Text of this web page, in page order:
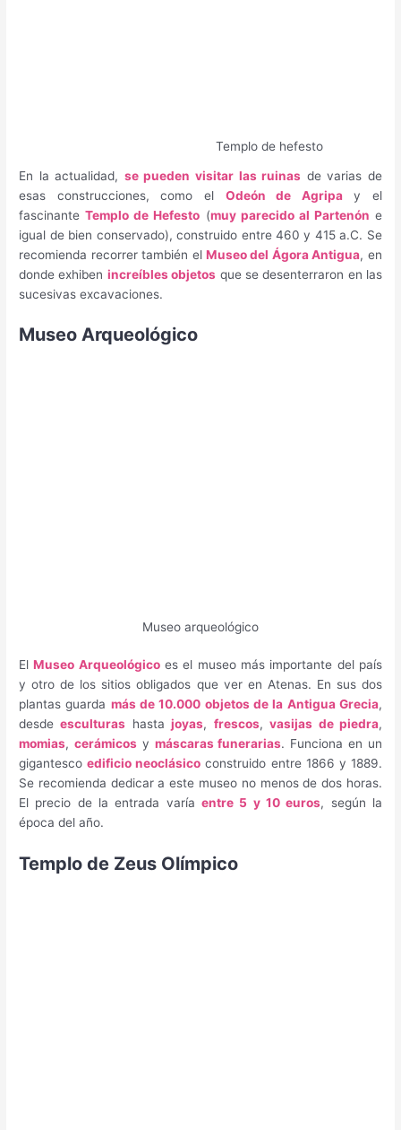
Templo de hefesto
En la actualidad, se pueden visitar las ruinas de varias de
esas construcciones, como el Odeón de Agripay el
fascinanteTemplo de Hefesto (muy parecido al Partenón e
igual de bien conservado), construido entre 460 y 415 a.C. Se
recomienda recorrer también el Museo del Ágora Antigua, en
donde exhiben increíbles objetos que se desenterraron en las
sucesivas excavaciones.
Museo Arqueológico
Museo arqueológico
ElMuseo Arqueológicoes el museo más importante del país
y otro de los sitios obligados que ver en Atenas. En sus dos
plantas guarda más de 10.000 objetos de la Antigua Grecia,
desdeesculturas hastajoyas, frescos,vasijas de piedra,
momias, cerámicosy máscaras funerarias. Funciona en un
gigantescoedificio neoclásico construido entre 1866 y 1889.
Se recomienda dedicar a este museo no menos de dos horas.
El precio de la entrada varía entre 5 y 10 euros, según la
época del año.
Templo de Zeus Olímpico